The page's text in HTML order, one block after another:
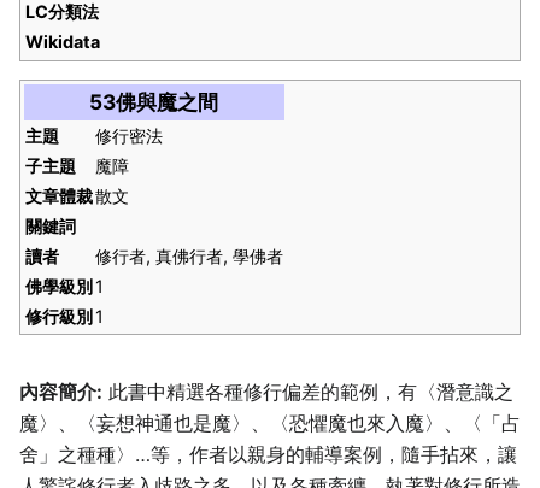
LC分類法
Wikidata
53佛與魔之間
主題
修行密法
子主題
魔障
文章體裁散文
關鍵詞
讀者
修行者, 真佛行者, 學佛者
佛學級別1
修行級別1
內容簡介: 此書中精選各種修行偏差的範例，有〈潛意識之
魔〉、〈妄想神通也是魔〉、〈恐懼魔也來入魔〉、〈「占
舍」之種種〉…等，作者以親身的輔導案例，隨手拈來，讓